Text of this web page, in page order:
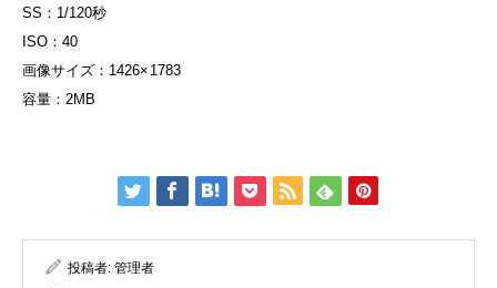
SS：1/120秒
ISO：40
画像サイズ：1426× 1783
容量：2MB
投稿者: 管理者